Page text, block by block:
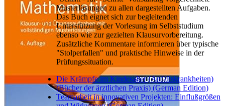
Musterlösungen zu allen dargestellten Aufgaben.
Das Buch eignet sich zur begleitenden
Unterstützung der Vorlesung im Selbststudium
ebenso wie zur gezielten Klausurvorbereitung.
Zusätzliche Kommentare informieren über typische
"Stolperfallen" und praktische Hinweise in der
Prüfungssituation.
Die Krämpfe im Kindesalter (Anfallskrankheiten)
(Bücher der ärztlichen Praxis) (German Edition)
Teamarbeit in innovativen Projekten: Einflußgrößen